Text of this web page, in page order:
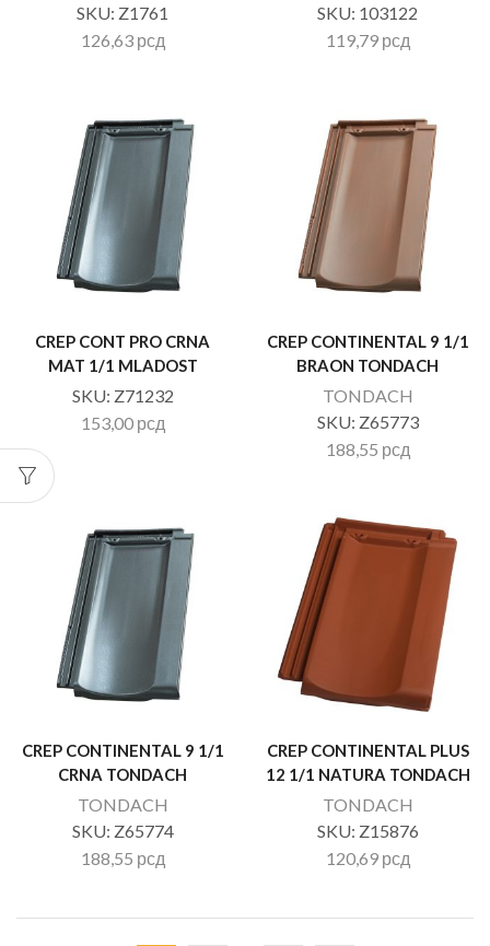
SKU: Z1761
126,63 рсд
SKU: 103122
119,79 рсд
CREP CONT PRO CRNA
MAT 1/1 MLADOST
SKU: Z71232
153,00 рсд
CREP CONTINENTAL 9 1/1
BRAON TONDACH
TONDACH
SKU: Z65773
188,55 рсд
CREP CONTINENTAL 9 1/1
CRNA TONDACH
TONDACH
SKU: Z65774
188,55 рсд
CREP CONTINENTAL PLUS
12 1/1 NATURA TONDACH
TONDACH
SKU: Z15876
120,69 рсд